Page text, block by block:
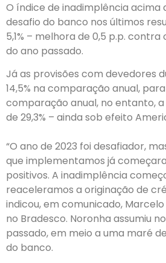
O índice de inadimplência acima
desafio do banco nos últimos
5,1% – melhora de 0,5 p.p.
do ano passado.
Já as provisões com devedores
14,5% na comparação anual, para
comparação anual, no entanto,
de 29,3% – ainda sob efeito
“O ano de 2023 foi desafiador,
que implementamos já
positivos. A inadimplência
reaceleramos a originação de
indicou, em comunicado, Marcelo
no Bradesco. Noronha assumiu
passado, em meio a uma maré
do banco.